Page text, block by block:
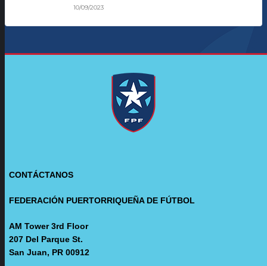
10/09/2023
CONTÁCTANOS
FEDERACIÓN PUERTORRIQUEÑA DE FÚTBOL
AM Tower 3rd Floor
207 Del Parque St.
San Juan, PR 00912